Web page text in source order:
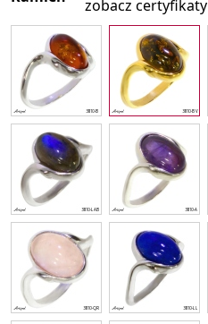
zobacz certyfikaty